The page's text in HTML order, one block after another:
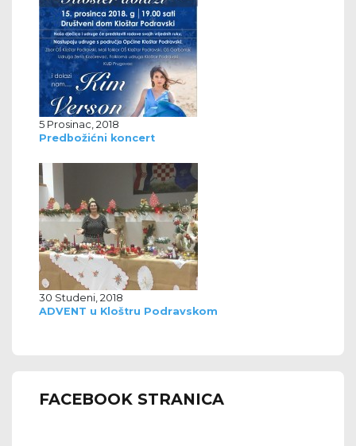
5 Prosinac, 2018
Predbožićni koncert
30 Studeni, 2018
ADVENT u Kloštru Podravskom
FACEBOOK STRANICA